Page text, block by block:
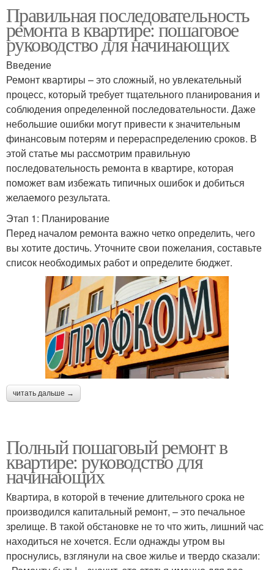
Правильная последовательность
ремонта в квартире: пошаговое
руководство для начинающих
Введение
Ремонт квартиры – это сложный, но увлекательный
процесс, который требует тщательного планирования и
соблюдения определенной последовательности. Даже
небольшие ошибки могут привести к значительным
финансовым потерям и перераспределению сроков. В
этой статье мы рассмотрим правильную
последовательность ремонта в квартире, которая
поможет вам избежать типичных ошибок и добиться
желаемого результата.
Этап 1: Планирование
Перед началом ремонта важно четко определить, чего
вы хотите достичь. Уточните свои пожелания, составьте
список необходимых работ и определите бюджет.
читать дальше →
Полный пошаговый ремонт в
квартире: руководство для
начинающих
Квартира, в которой в течение длительного срока не
производился капитальный ремонт, – это печальное
зрелище. В такой обстановке не то что жить, лишний час
находиться не хочется. Если однажды утром вы
проснулись, взглянули на свое жилье и твердо сказали: